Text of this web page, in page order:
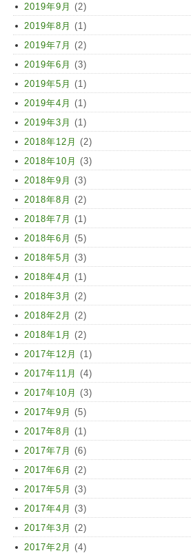
2019年9月 (2)
2019年8月 (1)
2019年7月 (2)
2019年6月 (3)
2019年5月 (1)
2019年4月 (1)
2019年3月 (1)
2018年12月 (2)
2018年10月 (3)
2018年9月 (3)
2018年8月 (2)
2018年7月 (1)
2018年6月 (5)
2018年5月 (3)
2018年4月 (1)
2018年3月 (2)
2018年2月 (2)
2018年1月 (2)
2017年12月 (1)
2017年11月 (4)
2017年10月 (3)
2017年9月 (5)
2017年8月 (1)
2017年7月 (6)
2017年6月 (2)
2017年5月 (3)
2017年4月 (3)
2017年3月 (2)
2017年2月 (4)